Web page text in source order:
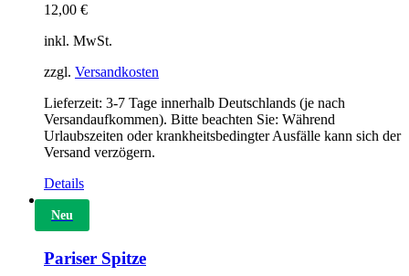
12,00 €
inkl. MwSt.
zzgl. Versandkosten
Lieferzeit: 3-7 Tage innerhalb Deutschlands (je nach
Versandaufkommen). Bitte beachten Sie: Während
Urlaubszeiten oder krankheitsbedingter Ausfälle kann sich der
Versand verzögern.
Details
Neu
Pariser Spitze